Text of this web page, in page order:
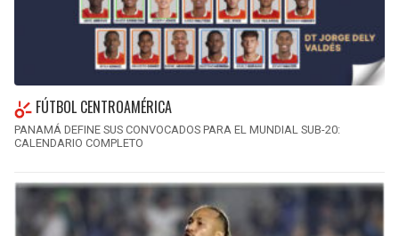
FÚTBOL CENTROAMÉRICA
PANAMÁ DEFINE SUS CONVOCADOS PARA EL MUNDIAL SUB-20:
CALENDARIO COMPLETO